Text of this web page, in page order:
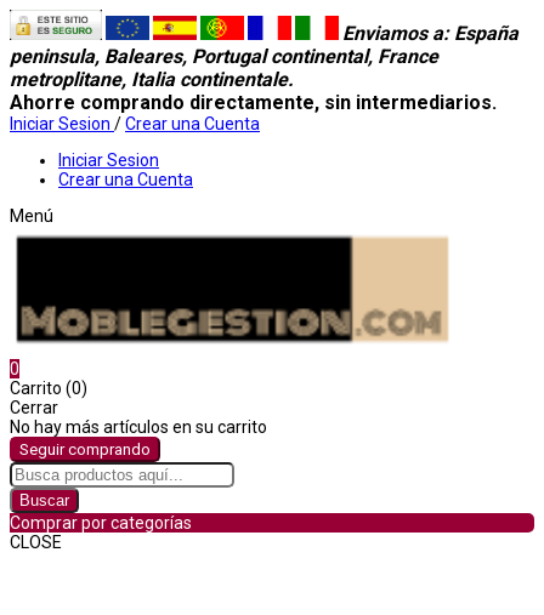
Enviamos a: España
peninsula, Baleares, Portugal continental, France
metroplitane, Italia continentale.
Ahorre comprando directamente, sin intermediarios.
Iniciar Sesion /Crear una Cuenta
Iniciar Sesion
Crear una Cuenta
Menú
0
Carrito (0)
Cerrar
No hay más artículos en su carrito
Seguir comprando
Buscar
Comprar por categorías
CLOSE